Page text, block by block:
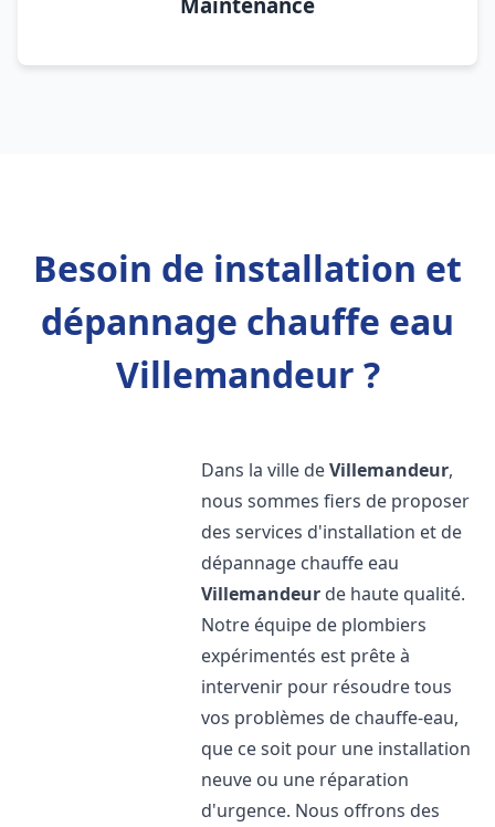
Besoin de installation et
dépannage chauffe eau
Villemandeur ?
Dans la ville deVillemandeur,
nous sommes fiers de proposer
des services d'installation et de
dépannage chauffe eau
Villemandeur de haute qualité.
Notre équipe de plombiers
expérimentés est prête à
intervenir pour résoudre tous
vos problèmes de chauffe-eau,
que ce soit pour une installation
neuve ou une réparation
d'urgence. Nous offrons des